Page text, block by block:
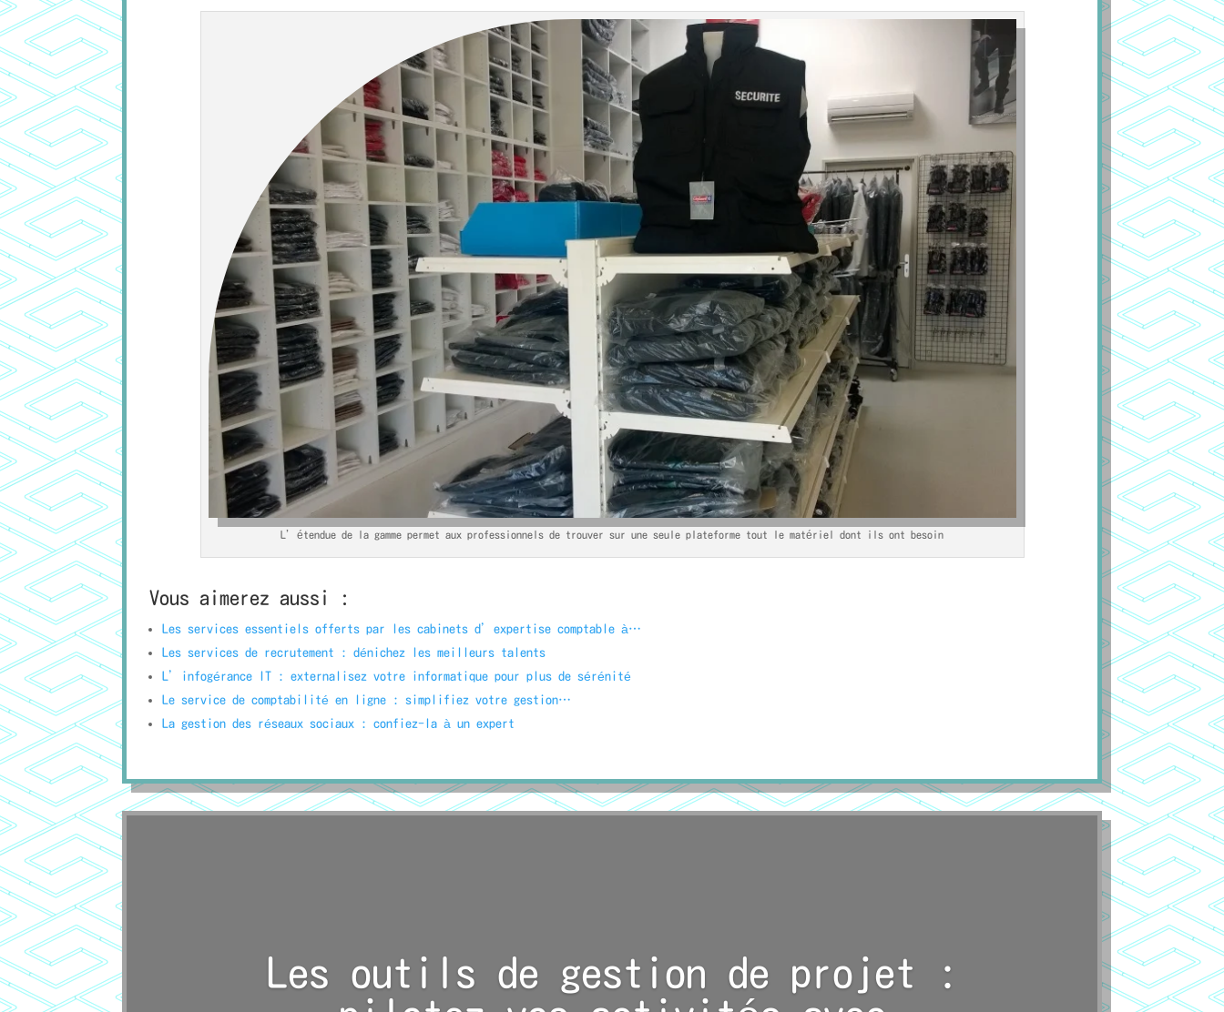
L’étendue de la gamme permet aux professionnels de trouver sur une seule plateforme tout le matériel dont ils ont besoin
Vous aimerez aussi :
Les services essentiels offerts par les cabinets d’expertise comptable à…
Les services de recrutement : dénichez les meilleurs talents
L’infogérance IT : externalisez votre informatique pour plus de sérénité
Le service de comptabilité en ligne : simplifiez votre gestion…
La gestion des réseaux sociaux : confiez-la à un expert
Les outils de gestion de projet :